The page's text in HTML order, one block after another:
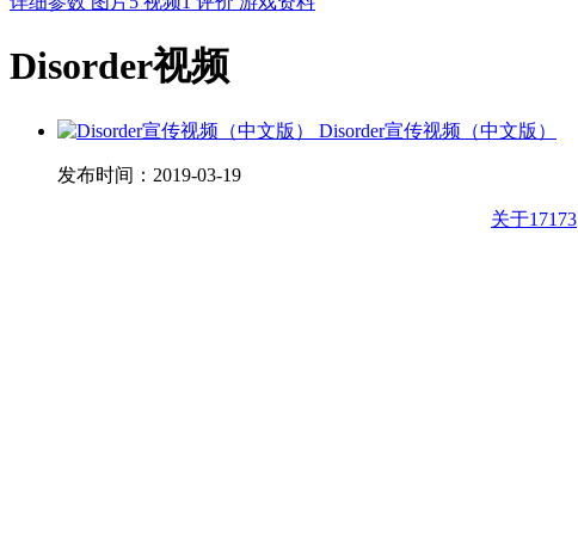
Disorder视频
Disorder宣传视频（中文版）
发布时间： 2019-03-19
关于17173